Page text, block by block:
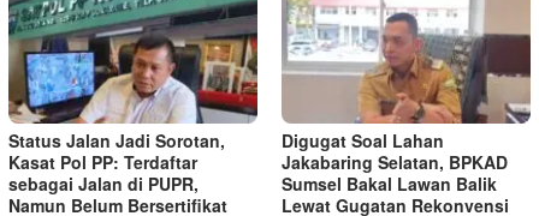
Status Jalan Jadi Sorotan,
Kasat Pol PP: Terdaftar
sebagai Jalan di PUPR,
Namun Belum Bersertifikat
Digugat Soal Lahan
Jakabaring Selatan, BPKAD
Sumsel Bakal Lawan Balik
Lewat Gugatan Rekonvensi